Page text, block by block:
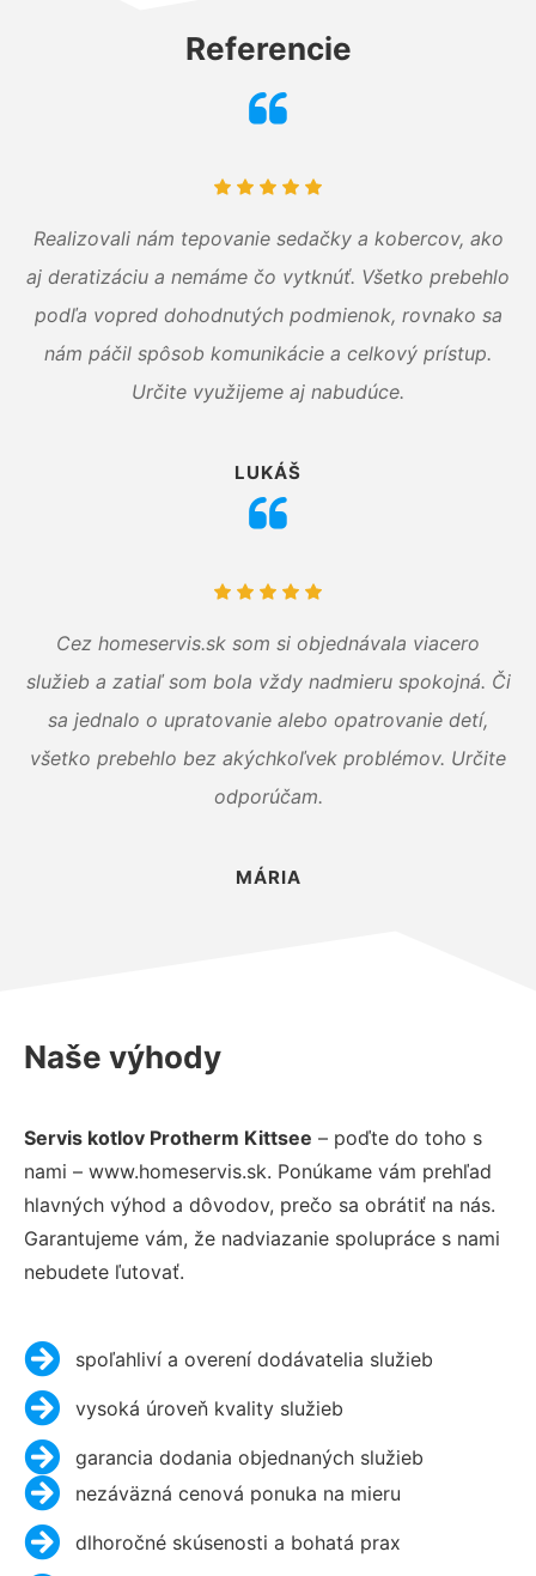
Referencie
Realizovali nám tepovanie sedačky a kobercov, ako
aj deratizáciu a nemáme čo vytknúť. Všetko prebehlo
podľa vopred dohodnutých podmienok, rovnako sa
nám páčil spôsob komunikácie a celkový prístup.
Určite využijeme aj nabudúce.
LUKÁŠ
Cez homeservis.sk som si objednávala viacero
služieb a zatiaľ som bola vždy nadmieru spokojná. Či
sa jednalo o upratovanie alebo opatrovanie detí,
všetko prebehlo bez akýchkoľvek problémov. Určite
odporúčam.
MÁRIA
Naše výhody
Servis kotlov Protherm Kittsee – poďte do toho s
nami – www.homeservis.sk. Ponúkame vám prehľad
hlavných výhod a dôvodov, prečo sa obrátiť na nás.
Garantujeme vám, že nadviazanie spolupráce s nami
nebudete ľutovať.
spoľahliví a overení dodávatelia služieb
vysoká úroveň kvality služieb
garancia dodania objednaných služieb
nezáväzná cenová ponuka na mieru
dlhoročné skúsenosti a bohatá prax